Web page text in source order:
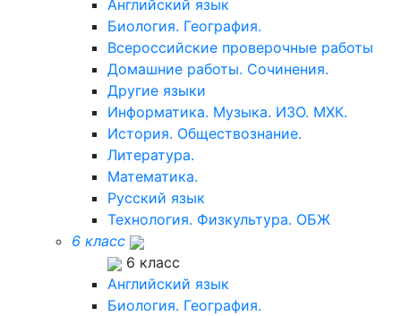
Английский язык
Биология. География.
Всероссийские проверочные работы
Домашние работы. Сочинения.
Другие языки
Информатика. Музыка. ИЗО. МХК.
История. Обществознание.
Литература.
Математика.
Русский язык
Технология. Физкультура. ОБЖ
6 класс
6 класс
Английский язык
Биология. География.